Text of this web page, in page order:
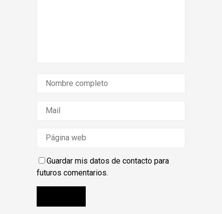
Guardar mis datos de contacto para
futuros comentarios.